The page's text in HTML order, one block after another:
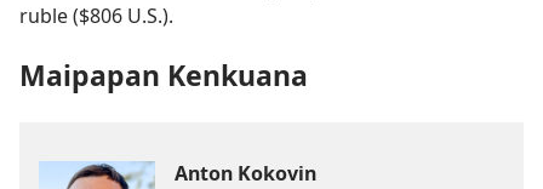
ruble ($806 U.S.).
Maipapan Kenkuana
Anton Kokovin